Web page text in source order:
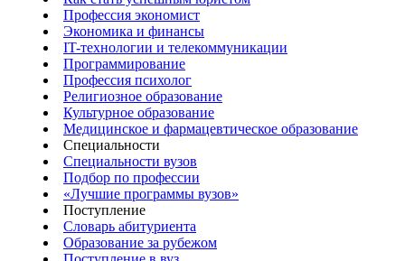
Профессия экономист
Экономика и финансы
IT-технологии и телекоммуникации
Программирование
Профессия психолог
Религиозное образование
Культурное образование
Медицинское и фармацевтическое образование
Специальности
Специальности вузов
Подбор по профессии
«Лучшие программы вузов»
Поступление
Словарь абитуриента
Образование за рубежом